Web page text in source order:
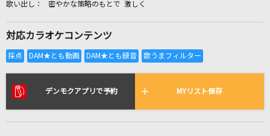
全国りれき
リアルタイムで歌われている曲の一覧
密やかな策略のもとで 激しく
対応カラオケコンテンツ
デンモクアプリで予約 MYリスト保存